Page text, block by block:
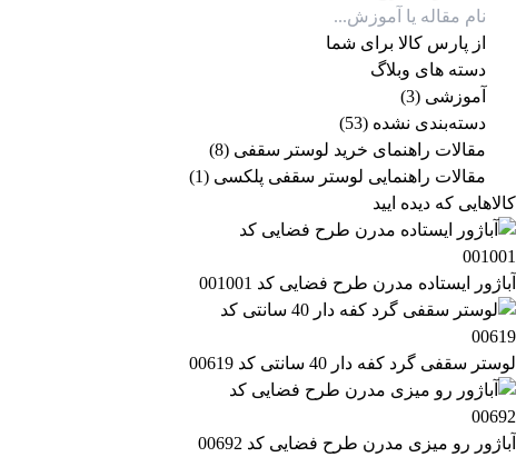
از پارس کالا برای شما
دسته های وبلاگ
آموزشی (3)
دسته‌بندی نشده (53)
مقالات راهنمای خرید لوستر سقفی (8)
مقالات راهنمایی لوستر سقفی پلکسی (1)
کالاهایی که دیده ایید
آباژور ایستاده مدرن طرح فضایی کد 001001
لوستر سقفی گرد کفه دار 40 سانتی کد 00619
آباژور رو میزی مدرن طرح فضایی کد 00692